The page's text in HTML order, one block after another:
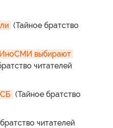
(Тайное братство
ИноСМИ выбирают
читателей
(Тайное братство
читателей